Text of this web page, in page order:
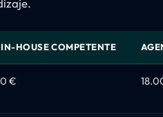
HOUSE COMPETENTE
€